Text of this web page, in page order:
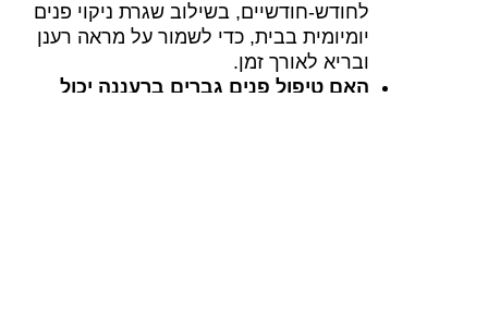
לחודש-חודשיים, בשילוב שגרת ניקוי פנים
יומיומית בבית, כדי לשמור על מראה רענן
ובריא לאורך זמן.
האם טיפול פנים גברים ברעננה יכול